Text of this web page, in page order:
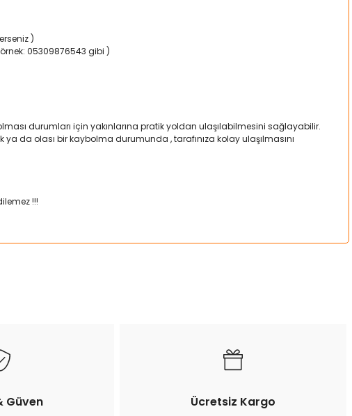
)
05309876543 gibi )
durumları için yakınlarına pratik yoldan ulaşılabilmesini sağlayabilir.
da olası bir kaybolma durumunda , tarafınıza kolay ulaşılmasını
!!!
Güven Ücretsiz Kargo